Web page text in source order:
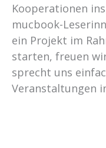
Kooperationen
mucbook-
ein Projekt im
starten, freuen
sprecht uns
Veranstaltungen